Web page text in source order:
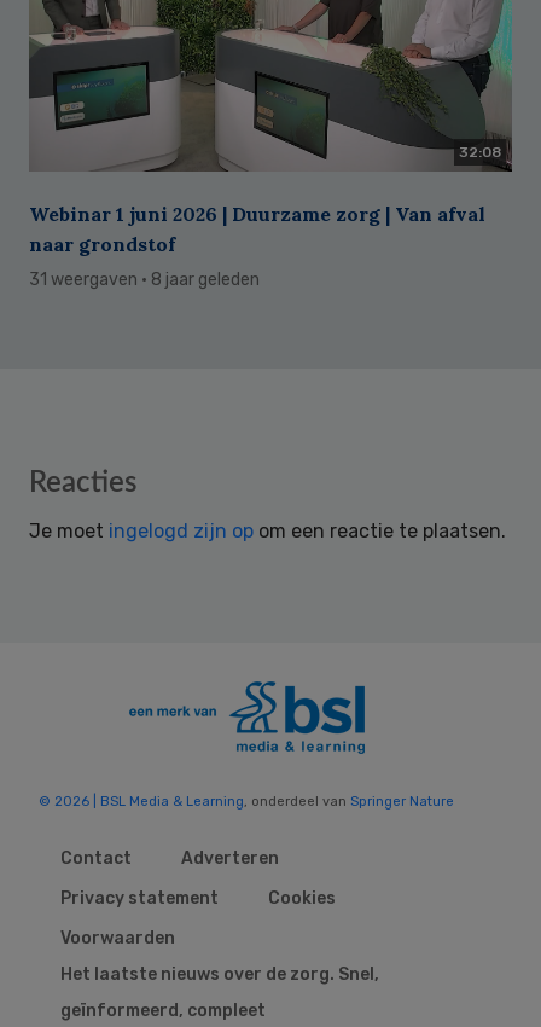
32:08
Webinar 1 juni 2026 | Duurzame zorg | Van afval
naar grondstof
31 weergaven · 8 jaar geleden
Reader
Reacties
Je moet ingelogd zijn op om een reactie te plaatsen.
© 2026 | BSL Media & Learning, onderdeel van Springer Nature
Contact
Adverteren
Privacy statement
Cookies
Voorwaarden
Het laatste nieuws over de zorg. Snel,
geïnformeerd, compleet